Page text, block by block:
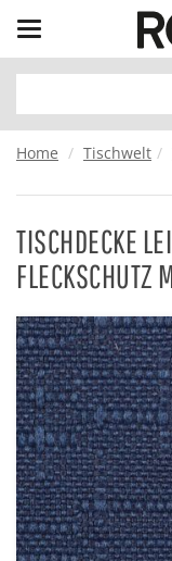
Toggle
navigation
Home Tischwelt
TISCHDECKE
FLECKSCHUTZ